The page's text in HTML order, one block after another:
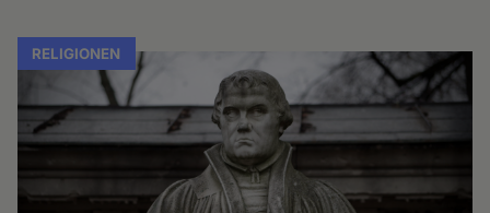
RELIGIONEN